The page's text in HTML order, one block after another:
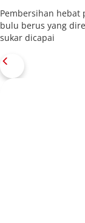
Pembersihan
bulu berus yang
sukar dicapai